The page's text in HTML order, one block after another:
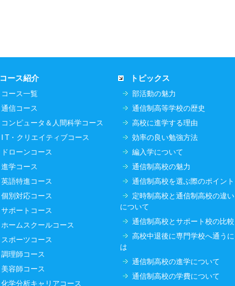
コース紹介
コース一覧
通信コース
コンピュータ＆人間科学コース
I T・クリエイティブコース
ドローンコース
進学コース
英語特進コース
個別対応コース
サポートコース
ホームスクールコース
スポーツコース
調理師コース
美容師コース
化学分析キャリアコース
トピックス
部活動の魅力
通信制高等学校の歴史
高校に進学する理由
効率の良い勉強方法
編入学について
通信制高校の魅力
通信制高校を選ぶ際のポイント
定時制高校と通信制高校の違い
について
通信制高校とサポート校の比較
高校中退後に専門学校へ通うに
は
通信制高校の進学について
通信制高校の学費について